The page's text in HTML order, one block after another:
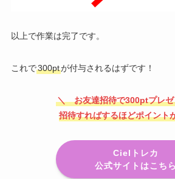
以上で作業は完了です。
これで300ptが付与されるはずです！
＼ お友達招待で300ptプレ
招待すればするほどポイント
Cielトレカ
公式サイトはこちら